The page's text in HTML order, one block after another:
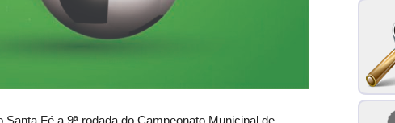
Fé a 9ª rodada do Campeonato Municipal de